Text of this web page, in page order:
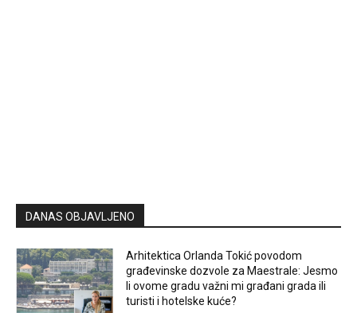
DANAS OBJAVLJENO
Arhitektica Orlanda Tokić povodom
građevinske dozvole za Maestrale: Jesmo
li ovome gradu važni mi građani grada ili
turisti i hotelske kuće?